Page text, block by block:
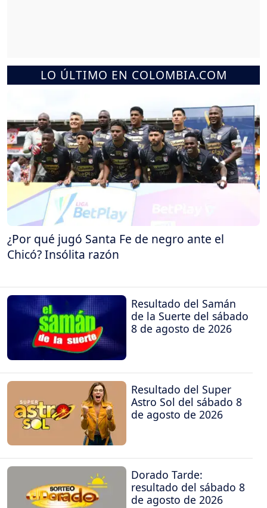
LO ÚLTIMO EN COLOMBIA.COM
¿Por qué jugó Santa Fe de negro ante el
Chicó? Insólita razón
Resultado del Samán
de la Suerte del sábado
8 de agosto de 2026
Resultado del Super
Astro Sol del sábado 8
de agosto de 2026
Dorado Tarde:
resultado del sábado 8
de agosto de 2026